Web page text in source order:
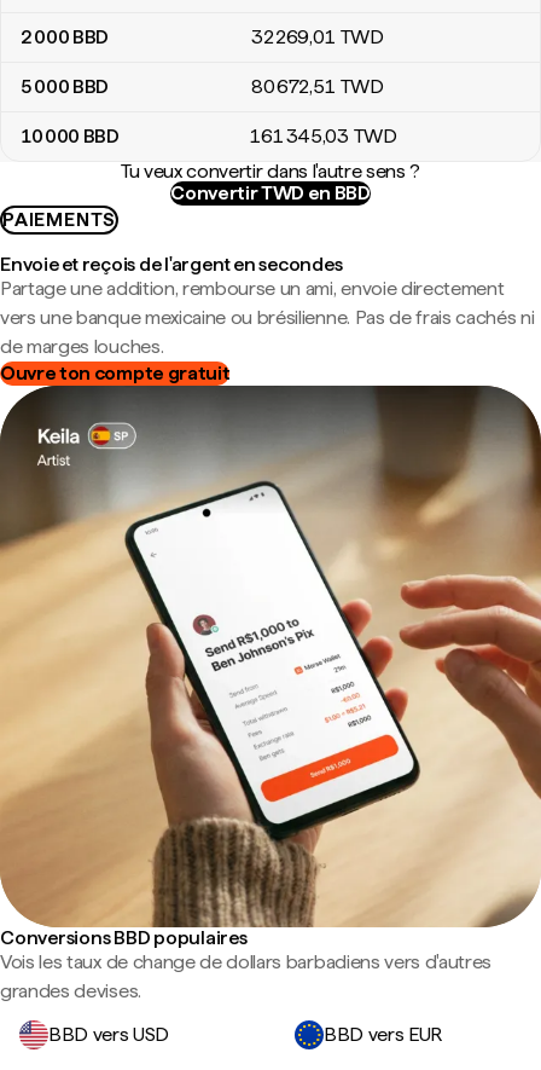
2 000 BBD 32 269,01 TWD
5 000 BBD 80 672,51 TWD
10 000 BBD 161 345,03 TWD
Tu veux convertir dans l'autre sens ?
Convertir TWD en BBD
PAIEMENTS
Envoie et reçois de l'argent en secondes
Partage une addition, rembourse un ami, envoie directement
vers une banque mexicaine ou brésilienne. Pas de frais cachés ni
de marges louches.
Ouvre ton compte gratuit
Conversions BBD populaires
Vois les taux de change de dollars barbadiens vers d'autres
grandes devises.
BBD vers USD
BBD vers EUR